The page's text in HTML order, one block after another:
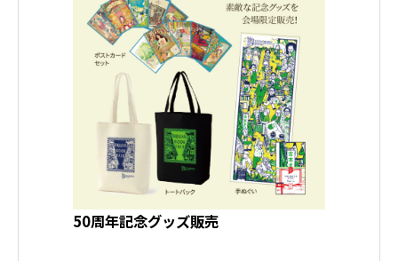
50周年記念グッズ販売